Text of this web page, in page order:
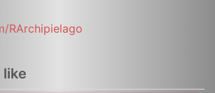
RArchipielago
like